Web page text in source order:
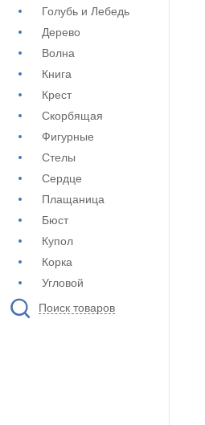
Голубь и Лебедь
Дерево
Волна
Книга
Крест
Скорбящая
Фигурные
Стелы
Сердце
Плащаница
Бюст
Купол
Корка
Угловой
Поиск товаров